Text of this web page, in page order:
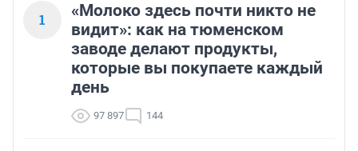
1
«Молоко здесь почти никто не
видит»: как на тюменском
заводе делают продукты,
которые вы покупаете каждый
день
97 897 144